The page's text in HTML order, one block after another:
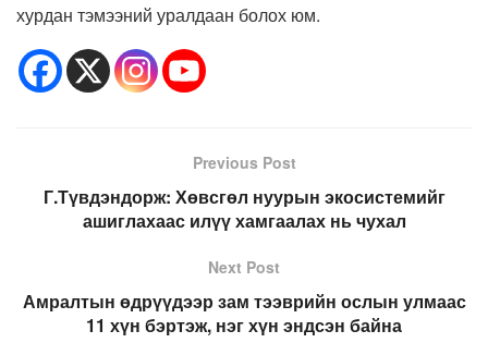
хурдан тэмээний уралдаан болох юм.
Previous Post
Г.Түвдэндорж: Хөвсгөл нуурын экосистемийг
ашиглахаас илүү хамгаалах нь чухал
Next Post
Амралтын өдрүүдээр зам тээврийн ослын улмаас
11 хүн бэртэж, нэг хүн эндсэн байна